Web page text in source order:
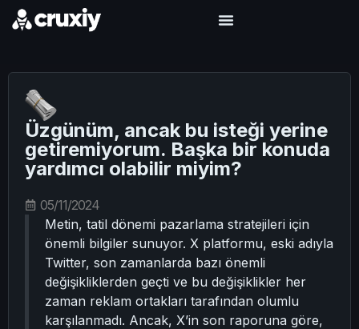
Üzgünüm, ancak bu isteği yerine
getiremiyorum. Başka bir konuda
yardımcı olabilir miyim?
05/11/2024
Metin, tatil dönemi pazarlama stratejileri için
önemli bilgiler sunuyor. X platformu, eski adıyla
Twitter, son zamanlarda bazı önemli
değişikliklerden geçti ve bu değişiklikler her
zaman reklam ortakları tarafından olumlu
karşılanmadı. Ancak, X’in son raporuna göre,